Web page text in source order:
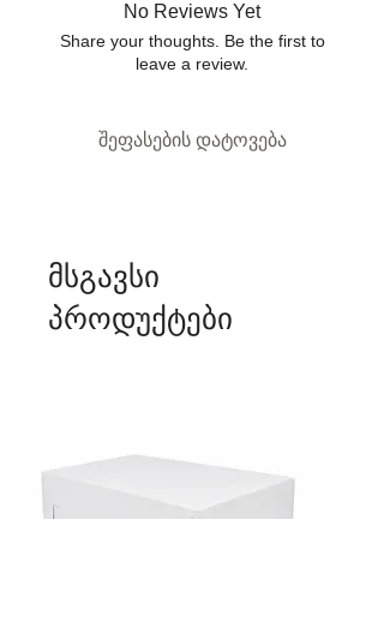
No Reviews Yet
Share your thoughts. Be the first to
leave a review.
შეფასების დატოვება
მსგავსი
პროდუქტები